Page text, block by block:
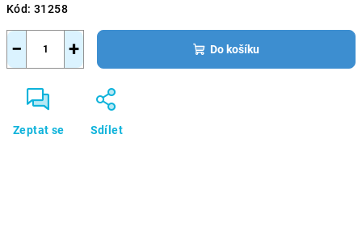
Kód: 31258
+
− Do košíku
Zeptat se Sdílet